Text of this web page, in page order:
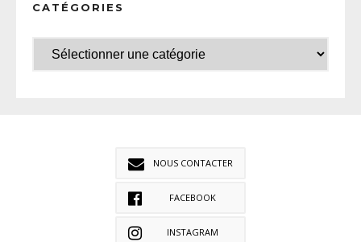
CATÉGORIES
NOUS CONTACTER
FACEBOOK
INSTAGRAM